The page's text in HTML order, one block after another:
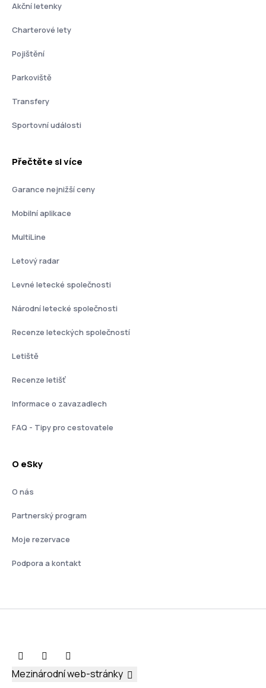
Akční letenky
Charterové lety
Pojištění
Parkoviště
Transfery
Sportovní události
Přečtěte si více
Garance nejnižší ceny
Mobilní aplikace
MultiLine
Letový radar
Levné letecké společnosti
Národní letecké společnosti
Recenze leteckých společností
Letiště
Recenze letišť
Informace o zavazadlech
FAQ - Tipy pro cestovatele
O eSky
O nás
Partnerský program
Moje rezervace
Podpora a kontakt
Mezinárodní web-stránky